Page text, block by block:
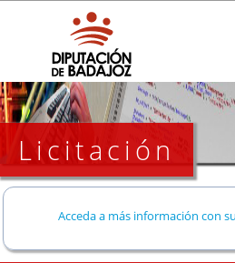
Licitación
Acceda a más información con